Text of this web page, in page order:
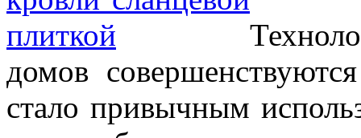
домов
стало привычным